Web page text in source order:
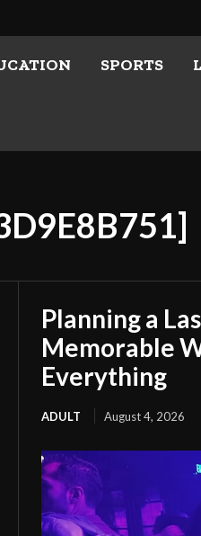
SPORTS
Planning a
Memorable
Everything
ADULT August 4, 2026